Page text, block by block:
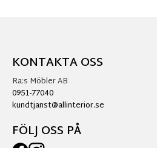
KONTAKTA OSS
Ra:s Möbler AB
0951-77040
kundtjanst@allinterior.se
FÖLJ OSS PÅ